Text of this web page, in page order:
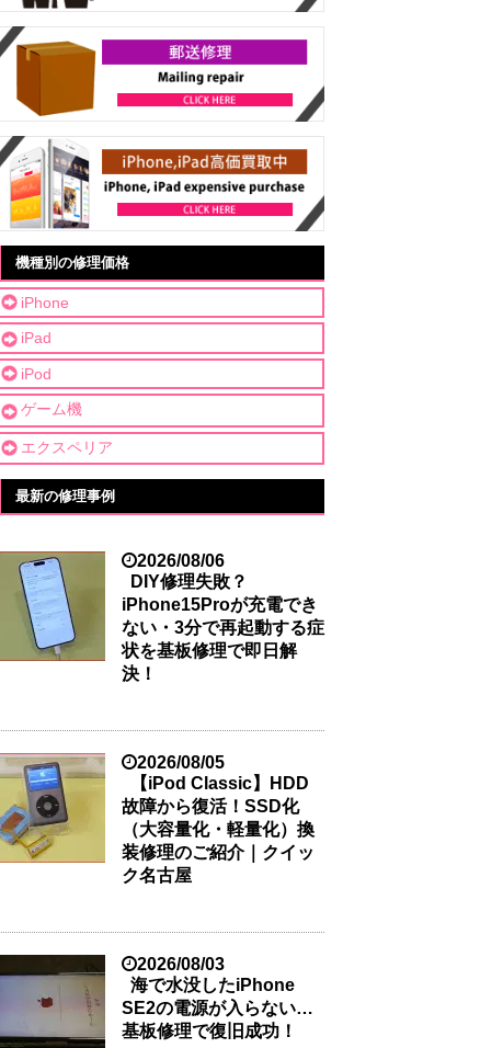
機種別の修理価格
iPhone
iPad
iPod
ゲーム機
エクスペリア
最新の修理事例
2026/08/06
DIY修理失敗？
iPhone15Proが充電でき
ない・3分で再起動する症
状を基板修理で即日解
決！
2026/08/05
【iPod Classic】HDD
故障から復活！SSD化
（大容量化・軽量化）換
装修理のご紹介｜クイッ
ク名古屋
2026/08/03
海で水没したiPhone
SE2の電源が入らない…
基板修理で復旧成功！